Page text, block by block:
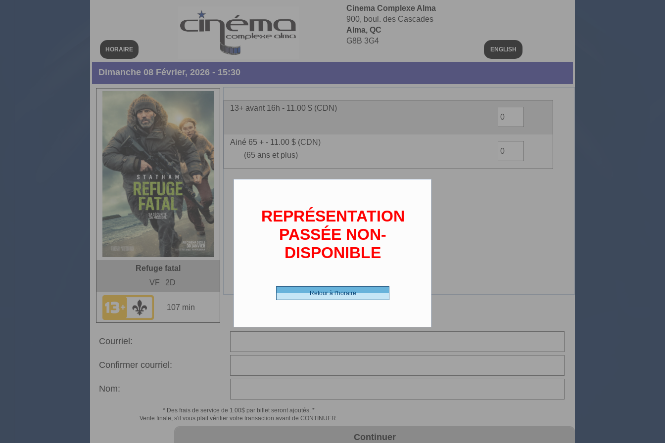
HORAIRE
Cinema Complexe Alma
900, boul. des Cascades
Alma, QC
G8B 3G4
ENGLISH
Dimanche 08 Février, 2026 - 15:30
Refuge fatal
VF
2D
107 min
13+ avant 16h - 11.00 $ (CDN)
Ainé 65 + - 11.00 $ (CDN)
(65 ans et plus)
Courriel:
Confirmer courriel:
Nom:
* Des frais de service de 1.00$ par billet seront ajoutés. *
Vente finale, s'il vous plait vérifier votre transaction avant de CONTINUER.
Continuer
REPRÉSENTATION
PASSÉE NON-
DISPONIBLE
Retour à l'horaire